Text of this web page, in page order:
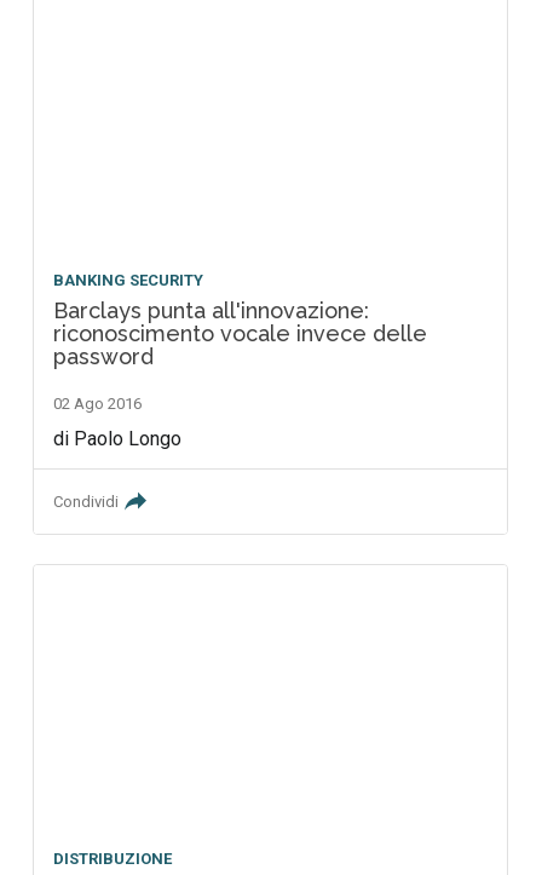
BANKING SECURITY
Barclays punta all'innovazione:
riconoscimento vocale invece delle
password
02 Ago 2016
di Paolo Longo
Condividi
DISTRIBUZIONE